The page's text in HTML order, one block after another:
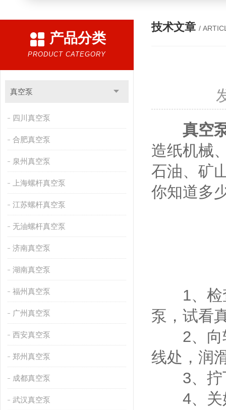
产品分类
PRODUCT CATEGORY
真空泵
四川真空泵
合肥真空泵
泉州真空泵
上海螺杆真空泵
江苏螺杆真空泵
无油螺杆真空泵
济南真空泵
湖南真空泵
福州真空泵
广州真空泵
西安真空泵
郑州真空泵
成都真空泵
武汉真空泵
技术文章 /
真空
造纸机械
石油、矿
你知道多
1、检查
泵，试看
2、向轴
线处，润
3、拧下
4、关好